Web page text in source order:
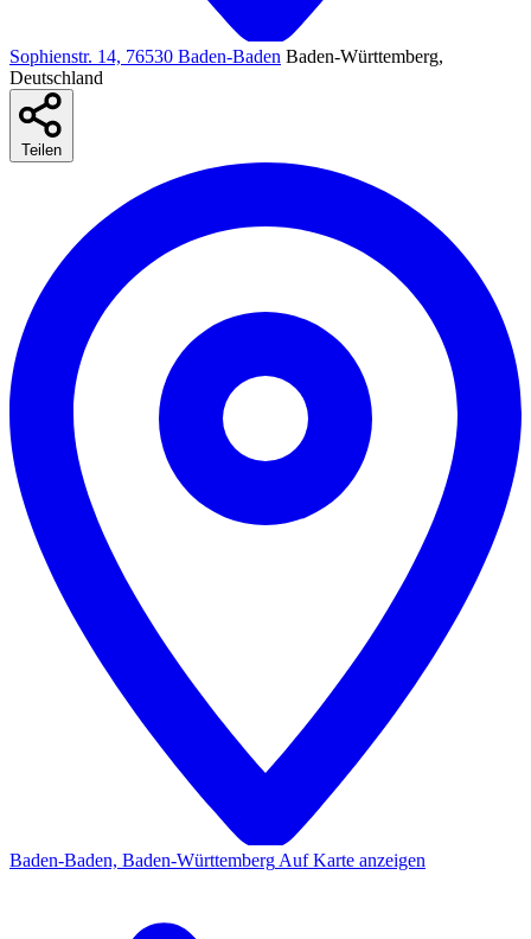
Sophienstr. 14, 76530 Baden-Baden Baden-Württemberg,
Deutschland
Teilen
Baden-Baden, Baden-Württemberg Auf Karte anzeigen